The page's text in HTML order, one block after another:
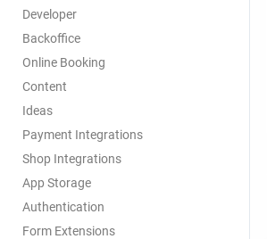
Developer
Backoffice
Online Booking
Content
Ideas
Payment Integrations
Shop Integrations
App Storage
Authentication
Form Extensions